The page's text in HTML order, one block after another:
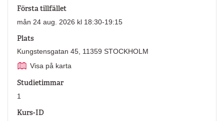
Första tillfället
mån 24 aug. 2026 kl 18:30-19:15
Plats
Kungstensgatan 45, 11359 STOCKHOLM
Visa på karta
Studietimmar
1
Kurs-ID